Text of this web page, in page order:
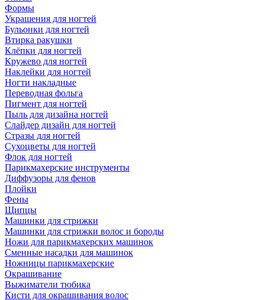
Формы
Украшения для ногтей
Бульонки для ногтей
Втирка ракушки
Клёпки для ногтей
Кружево для ногтей
Наклейки для ногтей
Ногти накладные
Переводная фольга
Пигмент для ногтей
Пыль для дизайна ногтей
Слайдер дизайн для ногтей
Стразы для ногтей
Сухоцветы для ногтей
Флок для ногтей
Парикмахерские инструменты
Диффузоры для фенов
Плойки
Фены
Щипцы
Машинки для стрижки
Машинки для стрижки волос и бороды
Ножи для парикмахерских машинок
Сменные насадки для машинок
Ножницы парикмахерские
Окрашивание
Выжиматели тюбика
Кисти для окрашивания волос